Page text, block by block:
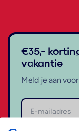
€35,-
vakantie
Meld je aan